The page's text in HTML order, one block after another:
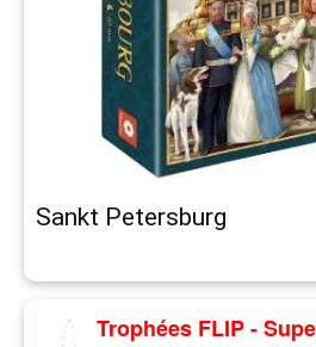
Sankt Petersburg
Trophées FLIP -